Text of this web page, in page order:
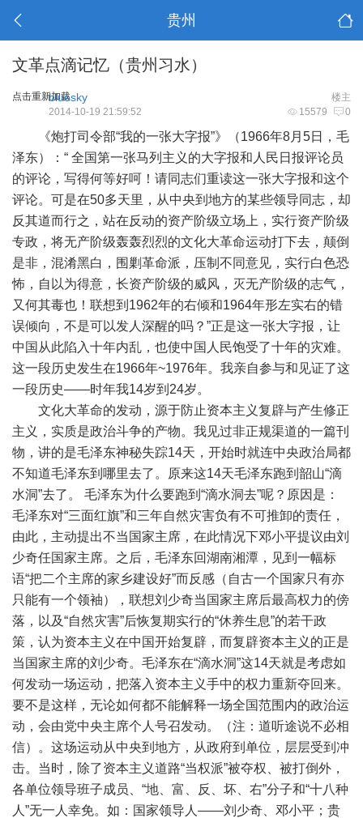
贵州
文革点滴记忆（贵州习水）
点击重新加载 楼主
bluesky
15579 0
2014-10-19 21:59:52
《炮打司令部“我的一张大字报”》（1966年8月5日，毛
泽东）：“ 全国第一张马列主义的大字报和人民日报评论员
的评论，写得何等好呵！请同志们重读这一张大字报和这个
评论。可是在50多天里，从中央到地方的某些领导同志，却
反其道而行之，站在反动的资产阶级立场上，实行资产阶级
专政，将无产阶级轰轰烈烈的文化大革命运动打下去，颠倒
是非，混淆黑白，围剿革命派，压制不同意见，实行白色恐
怖，自以为得意，长资产阶级的威风，灭无产阶级的志气，
又何其毒也！联想到1962年的右倾和1964年形左实右的错
误倾向，不是可以发人深醒的吗？”正是这一张大字报，让
中国从此陷入十年内乱，也使中国人民饱受了十年的灾难。
这一段历史发生在1966年~1976年。我亲自参与和见证了这
一段历史——时年我14岁到24岁。
文化大革命的发动，源于防止资本主义复辟与产生修正
主义，实质是政治斗争的产物。我见过非正规渠道的一篇刊
物，讲的是毛泽东神秘失踪14天，开始时就连中央政治局都
不知道毛泽东到哪里去了。原来这14天毛泽东跑到韶山“滴
水洞”去了。 毛泽东为什么要跑到“滴水洞去”呢？原因是：
毛泽东对“三面红旗”和三年自然灾害负有不可推卸的责任，
由此，主动提出不当国家主席，在此情况下邓小平提议由刘
少奇任国家主席。之后，毛泽东回湖南湘潭，见到一幅标
语“把二个主席的家乡建设好”而反感（自古一个国家只有亦
只能有一个领袖），联想刘少奇当国家主席后最高权力的傍
落，以及“自然灾害”后恢复期实行的“休养生息”的若干政
策，认为资本主义在中国开始复辟，而复辟资本主义的正是
当国家主席的刘少奇。毛泽东在“滴水洞”这14天就是考虑如
何发动一场运动，把落入资本主义手中的权力重新夺回来。
要不是这样，无论如何都不能解释一场全国范围内的政治运
动，会由党中央主席个人号召发动。（注：道听途说不必相
信）。这场运动从中央到地方，从政府到单位，层层受到冲
击。当时，除了资本主义道路“当权派”被夺权、被打倒外，
各单位领导班子成员、“地、富、反、坏、右”分子和“十八种
人”无一人幸免。如：国家领导人——刘少奇、邓小平；贵